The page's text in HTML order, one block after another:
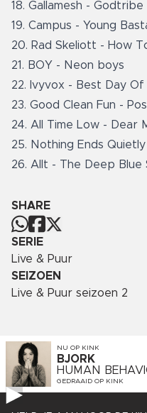
18. Gallamesh - Godtribe
19. Campus - Young
20. Rad Skeliott - How
21. BOY - Neon boys
22. Ivyvox - Best Day
23. Good Clean Fun -
24. All Time Low - Dear
25. Nothing Ends
26. Allt - The Deep Blue
SHARE
SERIE
Live & Puur
SEIZOEN
Live & Puur seizoen 2
NU OP KINK
BJORK
HUMAN
GEDRAAID OP KINK